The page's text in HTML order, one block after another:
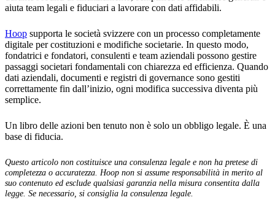
aiuta team legali e fiduciari a lavorare con dati affidabili.
Hoop supporta le società svizzere con un processo completamente
digitale per costituzioni e modifiche societarie. In questo modo,
fondatrici e fondatori, consulenti e team aziendali possono gestire
passaggi societari fondamentali con chiarezza ed efficienza. Quando
dati aziendali, documenti e registri di governance sono gestiti
correttamente fin dall’inizio, ogni modifica successiva diventa più
semplice.
Un libro delle azioni ben tenuto non è solo un obbligo legale. È una
base di fiducia.
Questo articolo non costituisce una consulenza legale e non ha pretese di
completezza o accuratezza. Hoop non si assume responsabilità in merito al
suo contenuto ed esclude qualsiasi garanzia nella misura consentita dalla
legge. Se necessario, si consiglia la consulenza legale.